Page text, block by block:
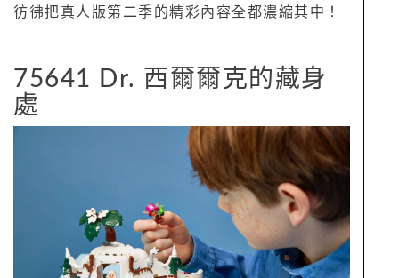
彷彿把真人版第二季的精彩內容全都濃縮其中！
75641 Dr. 西爾爾克的藏身
處